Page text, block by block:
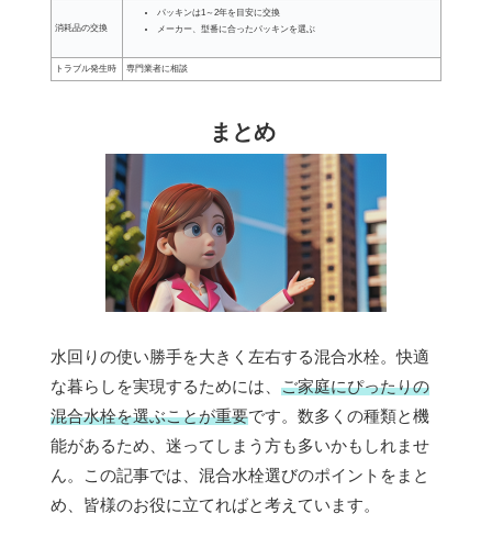
消耗品の交換
パッキンは1～2年を目安に交換
メーカー、型番に合ったパッキンを選ぶ
トラブル発生時 専門業者に相談
まとめ
水回りの使い勝手を大きく左右する混合水栓。快適
な暮らしを実現するためには、 ご家庭にぴったりの
混合水栓を選ぶことが重要です。数多くの種類と機
能があるため、迷ってしまう方も多いかもしれませ
ん。この記事では、混合水栓選びのポイントをまと
め、皆様のお役に立てればと考えています。